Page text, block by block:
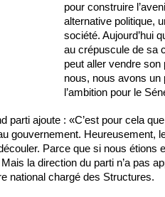
pour construire
alternative politique,
société. Aujourd’hui
au crépuscule de sa
peut aller vendre son
nous, nous avons un
l’ambition pour le
parti ajoute : «C’est pour cela
gouvernement. Heureusement,
Parce que si nous étions
la direction du parti n’a pas
national chargé des Structures.